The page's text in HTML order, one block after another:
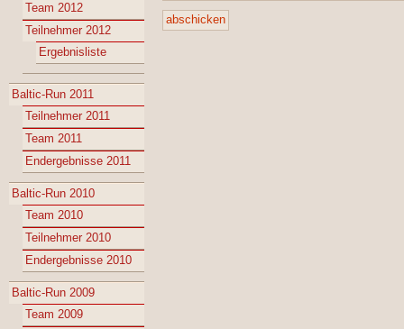
Team 2012
Teilnehmer 2012
Ergebnisliste
Baltic-Run 2011
Teilnehmer 2011
Team 2011
Endergebnisse 2011
Baltic-Run 2010
Team 2010
Teilnehmer 2010
Endergebnisse 2010
Baltic-Run 2009
Team 2009